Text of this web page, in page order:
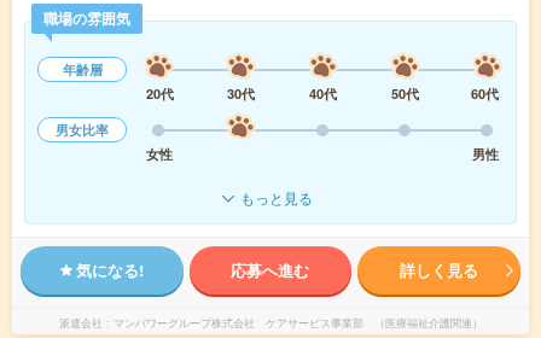
職場の雰囲気
年齢層
20代
30代 40代 50代
60代
男女比率
女性
男性
もっと見る
気になる! 応募へ進む 詳しく見る
派遣会社 マンパワーグループ株式会社 ケアサービス事業部 （医療福祉介護関連）